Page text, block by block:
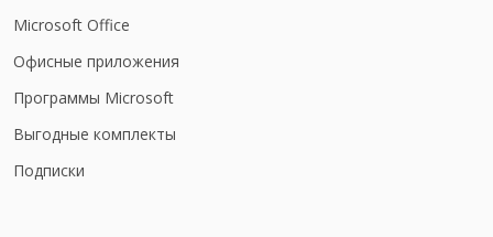
Microsoft Office
Офисные приложения
Программы Microsoft
Выгодные комплекты
Подписки